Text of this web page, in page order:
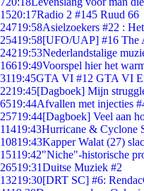
1520:17Radio 2 #145 Ruud 66
24719:58Asielzoekers #22 :
25419:58[UFO/UAP] #16 The
24219:53Nederlandstalige
16619:49Voorspel hier het
3119:45GTA VI #12 GTA VI
2219:45[Dagboek] Mijn
6519:44Afvallen met injecties
25719:44[Dagboek] Veel aan
11419:43Hurricane & Cyclone
10819:43Kapper Walat (27)
15119:42"Niche"-historische
26519:31Duitse Muziek #2
13219:30[DRT SC] #6: